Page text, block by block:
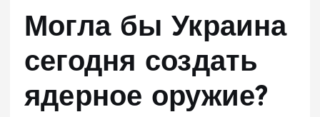
Могла бы Украина
сегодня создать
ядерное оружие?